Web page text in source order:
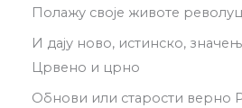
Полажу своје животе
И дају ново, истинско,
Црвено и црно
Обнови или старости верно